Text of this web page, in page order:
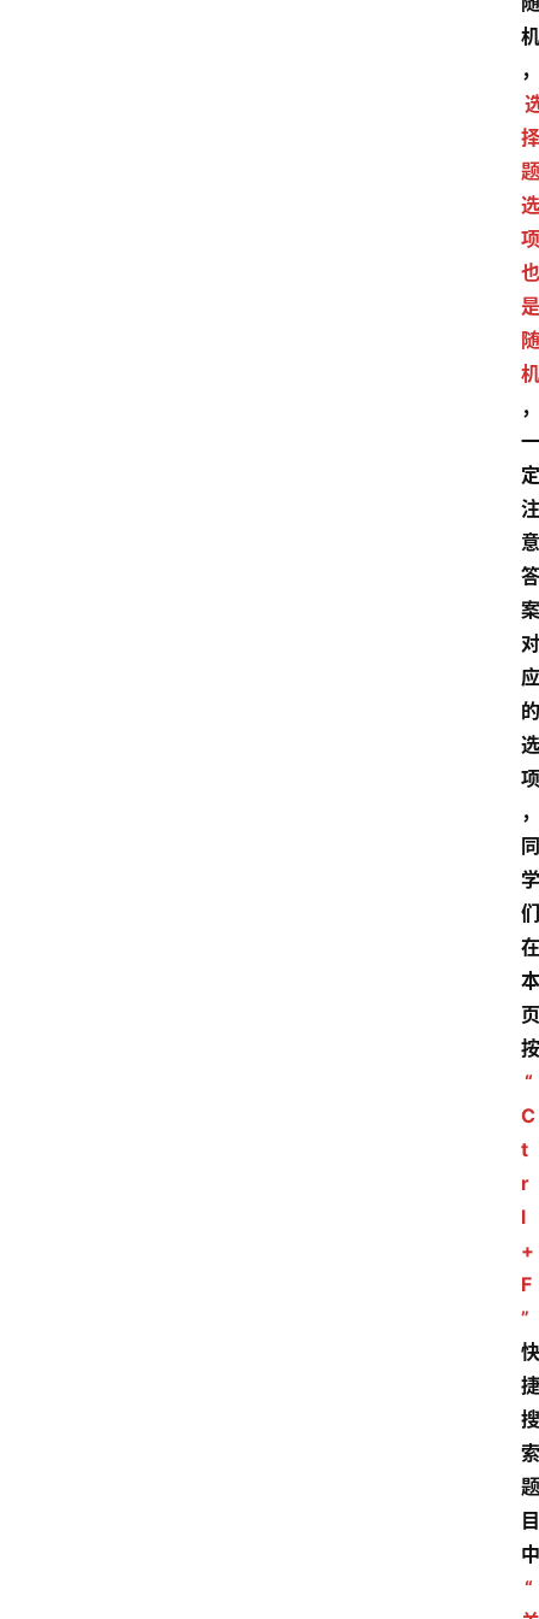
机
，
择
题
选
项
也
是
随
机
，
一
定
注
意
答
案
对
应
的
选
项
，
同
学
们
在
本
页
按
“
C
t
r
l
+
F
”
快
捷
搜
索
题
目
中
“